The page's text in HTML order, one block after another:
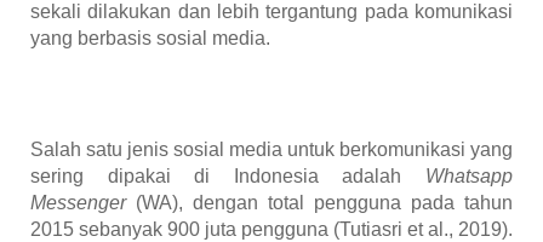
sekali dilakukan dan lebih tergantung pada komunikasi
yang berbasis sosial media.
Salah satu jenis sosial media untuk berkomunikasi yang
sering dipakai di Indonesia adalah Whatsapp
Messenger(WA), dengan total pengguna pada tahun
2015 sebanyak 900 juta pengguna (Tutiasri et al., 2019).